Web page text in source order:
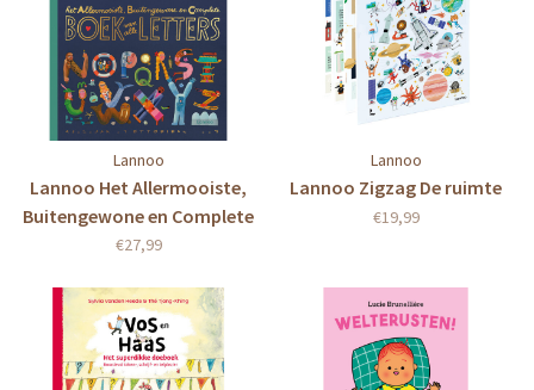
Lannoo
Lannoo Het Allermooiste,
Buitengewone en Complete
boek van alle letters
€27,99
Lannoo
Lannoo Zigzag De ruimte
€19,99